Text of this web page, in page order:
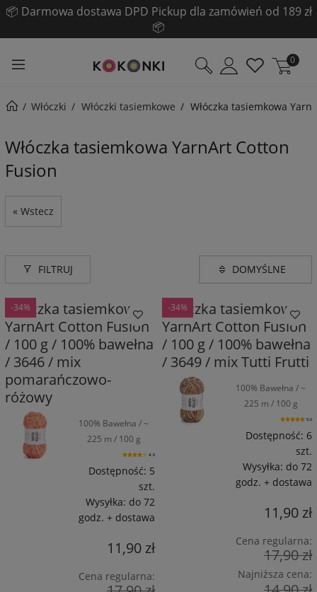
📦 Darmowa dostawa DPD Pickup dla zamówień od 189 zł
📦
0
Włóczki Włóczki tasiemkowe Włóczka tasiemkowa
Włóczka tasiemkowa YarnArt Cotton
Fusion
« Wstecz
FILTRUJ
Włóczka tasiemkowa
YarnArt Cotton Fusion
/ 100 g / 100% bawełna
/ 3646 / mix
pomarańczowo-
różowy
100% Bawełna / ~
225 m / 100 g
4.0
Dostępność: 5
szt.
Wysyłka: do 72
godz. + dostawa
11,90 zł
Cena regularna:
-34%
Włóczka tasiemkowa
YarnArt Cotton Fusion
/ 100 g / 100% bawełna
/ 3649 / mix Tutti Frutti
100% Bawełna / ~
225 m / 100 g
5.0
Dostępność: 6
szt.
Wysyłka: do 72
godz. + dostawa
11,90 zł
Cena regularna:
17,90 zł
Najniższa cena:
-34%